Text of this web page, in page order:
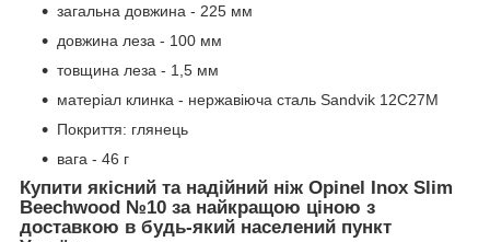
загальна довжина - 225 мм
довжина леза - 100 мм
товщина леза - 1,5 мм
матеріал клинка - нержавіюча сталь Sandvik 12C27M
Покриття: глянець
вага - 46 г
Купити якісний та надійний ніж Opinel Inox Slim
Beechwood №10 за найкращою ціною з
доставкою в будь-який населений пункт